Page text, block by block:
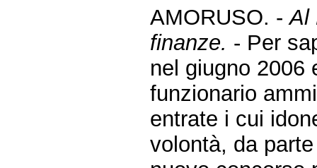
AMORUSO. -Al
finanze. - Per
nel giugno 2006
funzionario
entrate i cui
volontà, da